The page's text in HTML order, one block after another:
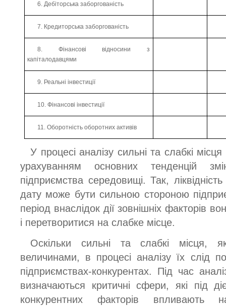
6. Дебіторська заборгованість
7. Кредиторська заборгованість
8. Фінансові відносини з
капіталодавцями
9. Реальні інвестиції
10. Фінансові інвестиції
11. Оборотність оборотних активів
У процесі аналізу сильні та слабкі
урахуванням основних тенденцій
підприємства середовищі. Так,
дату може бути сильною стороною
період внаслідок дії зовнішніх факторів
і перетворитися на слабке місце.
Оскільки сильні та слабкі місця,
величинами, в процесі аналізу їх слід
підприємствах-конкурентах. Під час
визначаються критичні сфери, які під
конкурентних факторів впливають